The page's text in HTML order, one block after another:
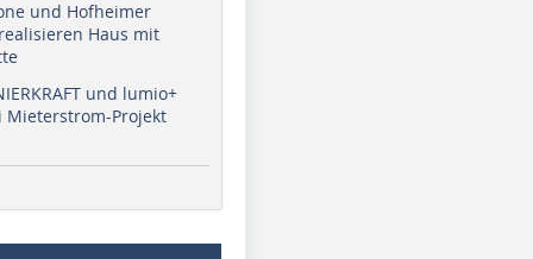
und Hofheimer
Haus mit
und lumio+
Mieterstrom-Projekt